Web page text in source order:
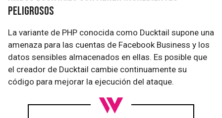
peligrosos
La variante de PHP conocida como Ducktail supone una
amenaza para las cuentas de Facebook Business y los
datos sensibles almacenados en ellas. Es posible que
el creador de Ducktail cambie continuamente su
código para mejorar la ejecución del ataque.